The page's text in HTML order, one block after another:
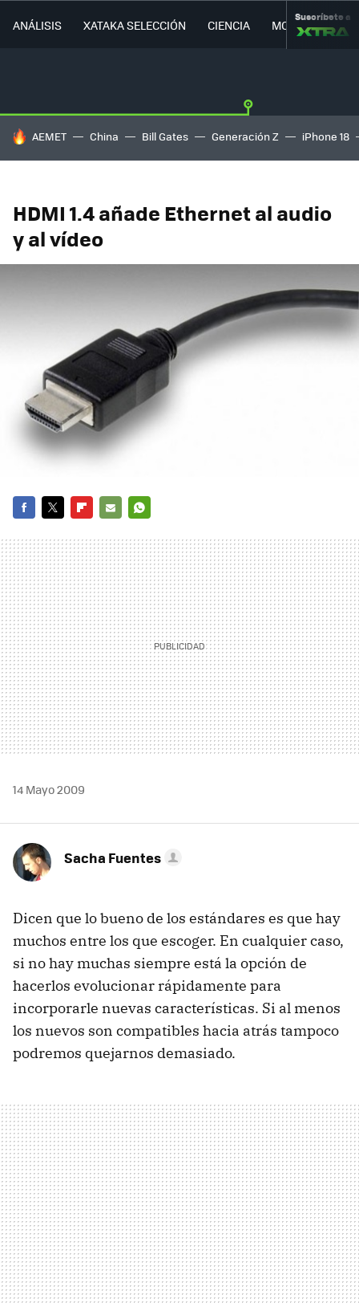
ANÁLISIS XATAKA SELECCIÓN CIENCIA MOVILIDAD
Suscríbete a
HOY SE HABLA DE
AEMET China Bill Gates Generación Z iPhone 18
HDMI 1.4 añade Ethernet al audio
y al vídeo
MAIL
14 Mayo 2009
Sacha Fuentes
Dicen que lo bueno de los estándares es que hay
muchos entre los que escoger. En cualquier caso,
si no hay muchas siempre está la opción de
hacerlos evolucionar rápidamente para
incorporarle nuevas características. Si al menos
los nuevos son compatibles hacia atrás tampoco
podremos quejarnos demasiado.